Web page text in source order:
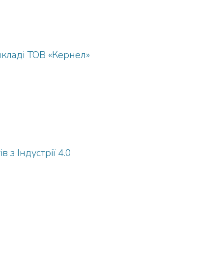
ТОВ «Кернел»
Індустрії 4.0